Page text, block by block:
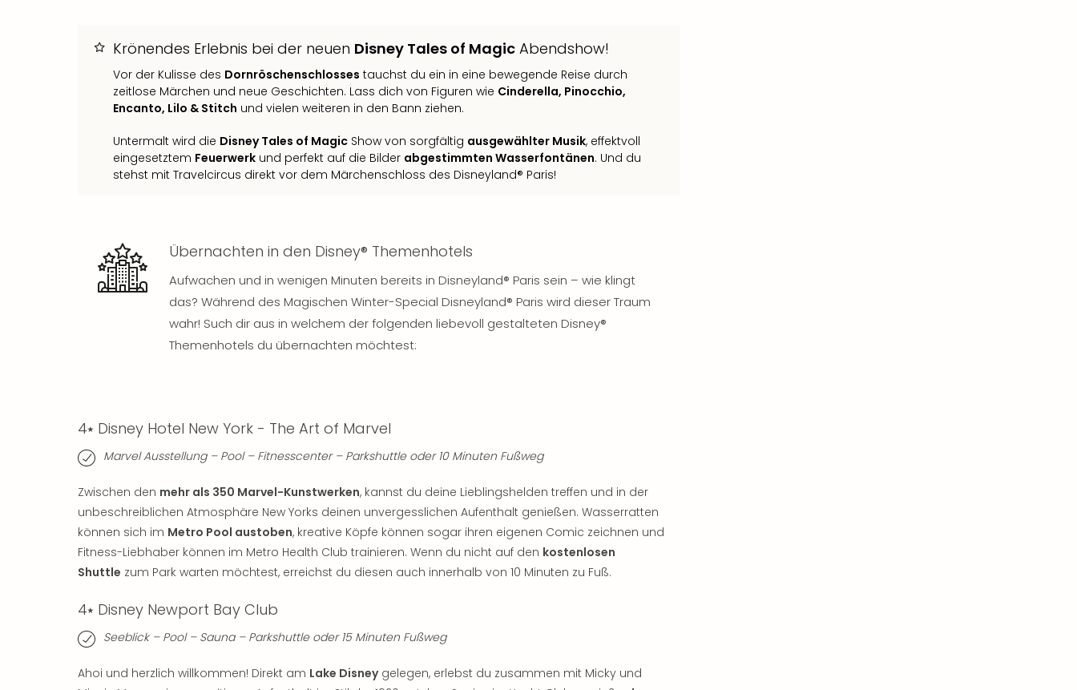
Krönendes Erlebnis bei der neuen Disney Tales of Magic Abendshow!
Vor der Kulisse des Dornröschenschlosses tauchst du ein in eine bewegende Reise durch
zeitlose Märchen und neue Geschichten. Lass dich von Figuren wie Cinderella, Pinocchio,
Encanto, Lilo & Stitch und vielen weiteren in den Bann ziehen.
Untermalt wird die Disney Tales of Magic Show von sorgfältig ausgewählter Musik, effektvoll
eingesetztem Feuerwerk und perfekt auf die Bilder abgestimmten Wasserfontänen. Und du
stehst mit Travelcircus direkt vor dem Märchenschloss des Disneyland® Paris!
Übernachten in den Disney® Themenhotels
Aufwachen und in wenigen Minuten bereits in Disneyland® Paris sein – wie klingt
das? Während des Magischen Winter-Special Disneyland® Paris wird dieser Traum
wahr! Such dir aus in welchem der folgenden liebevoll gestalteten Disney®
Themenhotels du übernachten möchtest:
4⭑ Disney Hotel New York - The Art of Marvel
Marvel Ausstellung – Pool – Fitnesscenter – Parkshuttle oder 10 Minuten Fußweg
Zwischen den mehr als 350 Marvel-Kunstwerken, kannst du deine Lieblingshelden treffen und in der
unbeschreiblichen Atmosphäre New Yorks deinen unvergesslichen Aufenthalt genießen. Wasserratten
können sich im Metro Pool austoben, kreative Köpfe können sogar ihren eigenen Comic zeichnen und
Fitness-Liebhaber können im Metro Health Club trainieren. Wenn du nicht auf den kostenlosen
Shuttle zum Park warten möchtest, erreichst du diesen auch innerhalb von 10 Minuten zu Fuß.
4⭑ Disney Newport Bay Club
Seeblick – Pool – Sauna – Parkshuttle oder 15 Minuten Fußweg
Ahoi und herzlich willkommen! Direkt am Lake Disneygelegen, erlebst du zusammen mit Micky und